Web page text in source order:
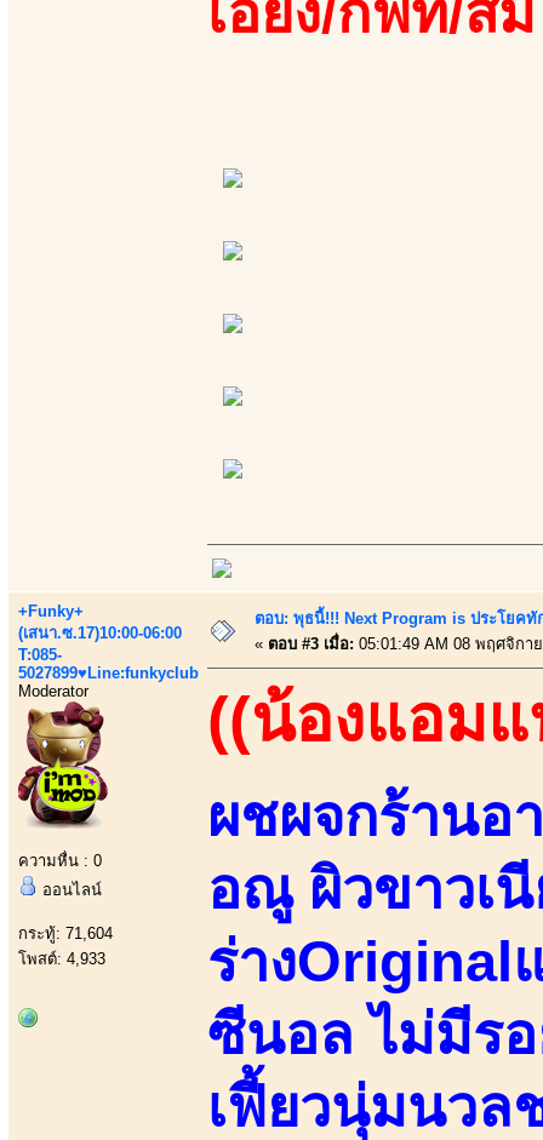
เอี้ยง/กิฟท์/ส้
+Funky+
(เสนา.ซ.17)10:00-06:00
T:085-
5027899♥Line:funkyclub
Moderator
ความหื่น : 0
ออนไลน์
กระทู้: 71,604
โพสต์: 4,933
ตอบ: พุธนี้!!! Next Program is ประโยค
« ตอบ #3 เมื่อ: 05:01:49 AM 08 พฤศจิกา
((น้องแอมแ
ผชผจกร้านอ
อณู ผิวขาวเ
ร่างOriginal
ซีนอล ไม่มีร
เฟี้ยวนุ่มนวล